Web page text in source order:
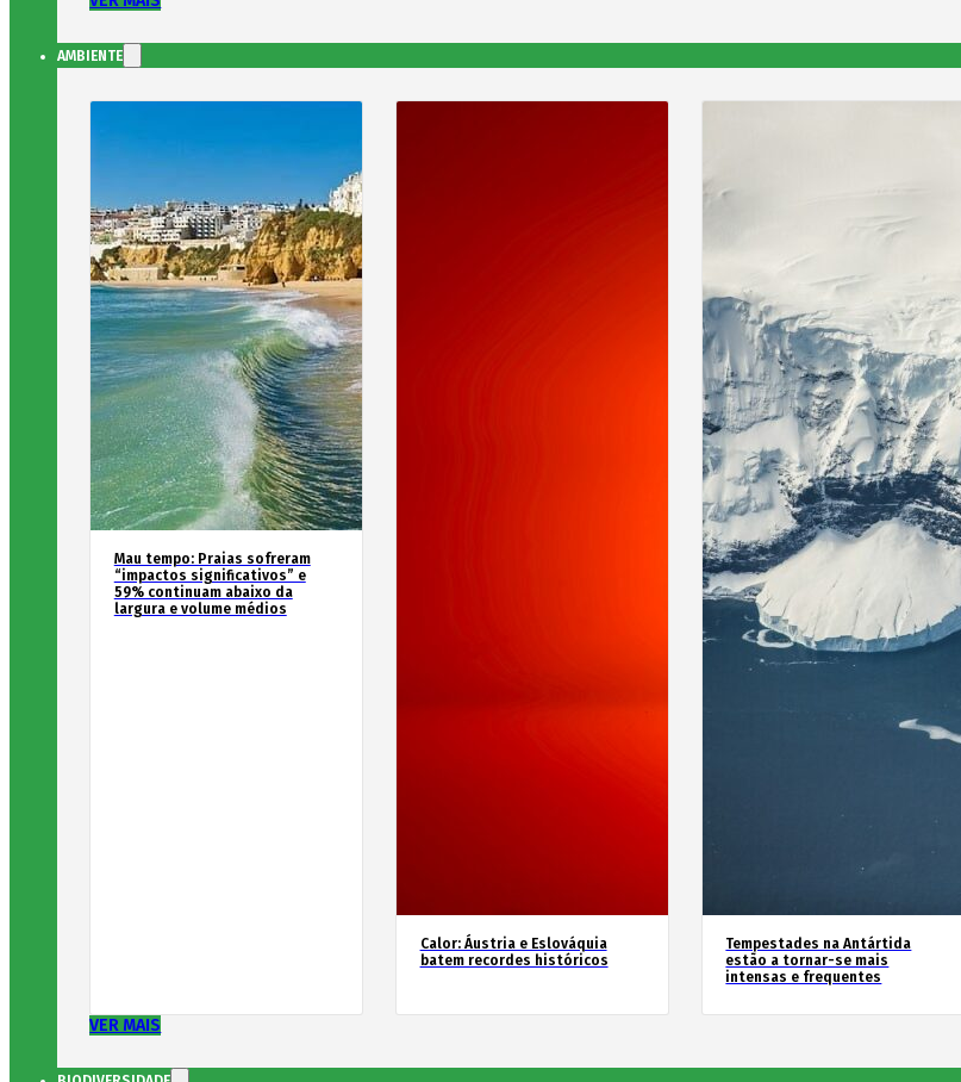
AMBIENTE
Mau tempo: Praias sofreram
“impactos significativos” e
59% continuam abaixo da
largura e volume médios
Calor: Áustria e Eslováquia
batem recordes históricos
Tempestades na Antártida
estão a tornar-se mais
intensas e frequentes
VER MAIS